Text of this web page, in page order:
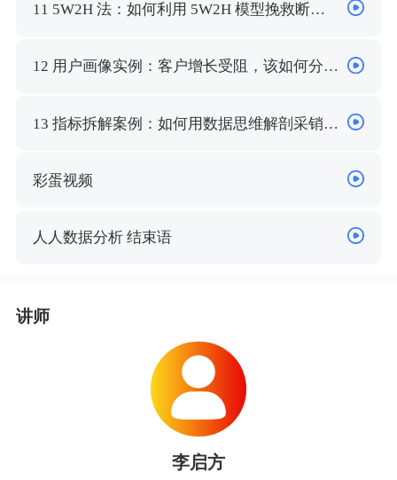
11 5W2H 法：如何利用 5W2H 模型挽救断崖
12 用户画像实例：客户增长受阻，该如何分析
13 指标拆解案例：如何用数据思维解剖采销成
彩蛋视频
人人数据分析 结束语
讲师
李启方